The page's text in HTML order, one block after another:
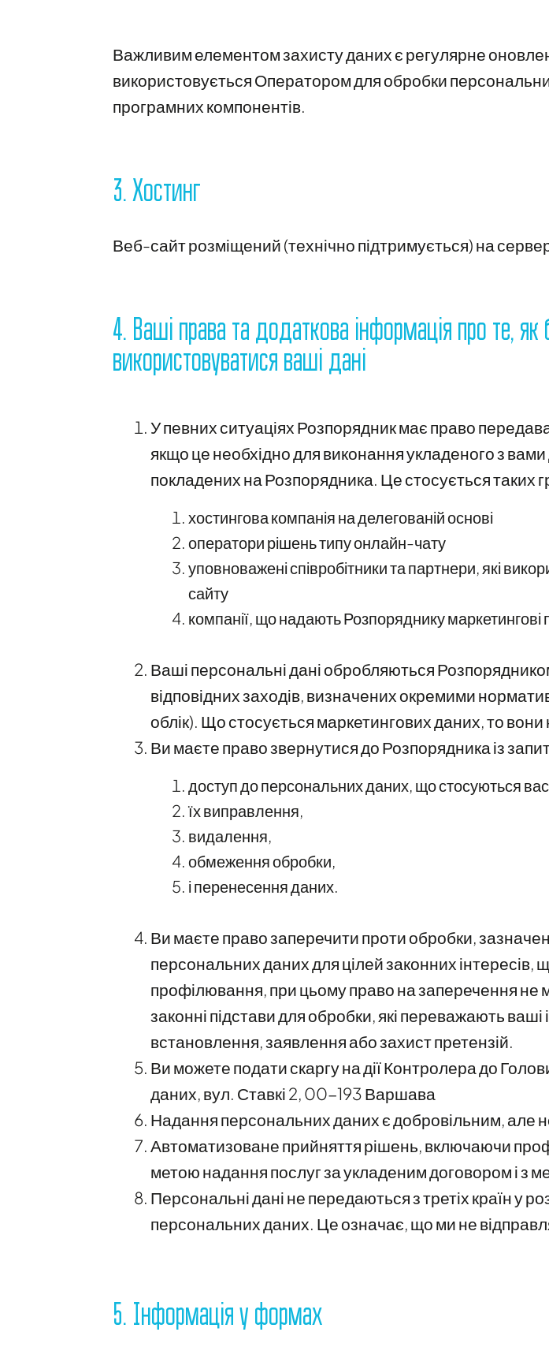
Важливим елементом захисту даних є регулярне
використовується Оператором для обробки
програмних компонентів.
3. Хостинг
Веб-сайт розміщений (технічно підтримується) на
4. Ваші права та додаткова інформація про те, як
використовуватися ваші дані
У певних ситуаціях Розпорядник має право
якщо це необхідно для виконання укладеного з
покладених на Розпорядника. Це стосується таких
хостингова компанія на делегованій основі
оператори рішень типу онлайн-чату
уповноважені співробітники та партнери, які
сайту
компанії, що надають Розпоряднику маркетингові
Ваші персональні дані обробляються
відповідних заходів, визначених окремими
облік). Що стосується маркетингових даних, то
Ви маєте право звернутися до Розпорядника із
доступ до персональних даних, що стосуються вас,
їх виправлення,
видалення,
обмеження обробки,
і перенесення даних.
Ви маєте право заперечити проти обробки,
персональних даних для цілей законних
профілювання, при цьому право на заперечення не
законні підстави для обробки, які переважають
встановлення, заявлення або захист претензій.
Ви можете подати скаргу на дії Контролера до
даних, вул. Ставкі 2, 00-193 Варшава
Надання персональних даних є добровільним, але
Автоматизоване прийняття рішень, включаючи
метою надання послуг за укладеним договором і з
Персональні дані не передаються з третіх країн у
персональних даних. Це означає, що ми не
5. Інформація у формах